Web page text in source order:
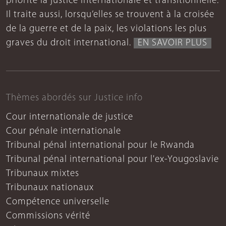
Il traite aussi, lorsqu’elles se trouvent à la croisée
de la guerre et de la paix, les violations les plus
graves du droit international.
EN SAVOIR PLUS
Thèmes abordés sur Justice info
Cour internationale de justice
Cour pénale internationale
Tribunal pénal international pour le Rwanda
Tribunal pénal international pour l'ex-Yougoslavie
Tribunaux mixtes
Tribunaux nationaux
Compétence universelle
Commissions vérité